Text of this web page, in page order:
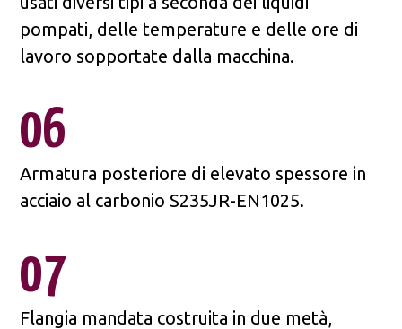
pompati, delle temperature e delle ore di
lavoro sopportate dalla macchina.
06
Armatura posteriore di elevato spessore in
acciaio al carbonio S235JR-EN1025.
07
Flangia mandata costruita in due metà,